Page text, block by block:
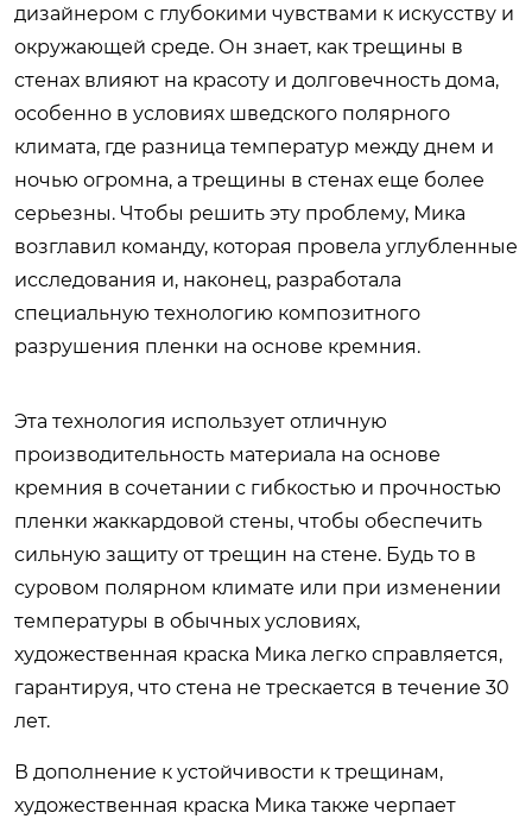
дизайнером с глубокими чувствами к искусству и
окружающей среде. Он знает, как трещины в
стенах влияют на красоту и долговечность дома,
особенно в условиях шведского полярного
климата, где разница температур между днем и
ночью огромна, а трещины в стенах еще более
серьезны. Чтобы решить эту проблему, Мика
возглавил команду, которая провела углубленные
исследования и, наконец, разработала
специальную технологию композитного
разрушения пленки на основе кремния.
Эта технология использует отличную
производительность материала на основе
кремния в сочетании с гибкостью и прочностью
пленки жаккардовой стены, чтобы обеспечить
сильную защиту от трещин на стене. Будь то в
суровом полярном климате или при изменении
температуры в обычных условиях,
художественная краска Мика легко справляется,
гарантируя, что стена не трескается в течение 30
лет.
В дополнение к устойчивости к трещинам,
художественная краска Мика также черпает